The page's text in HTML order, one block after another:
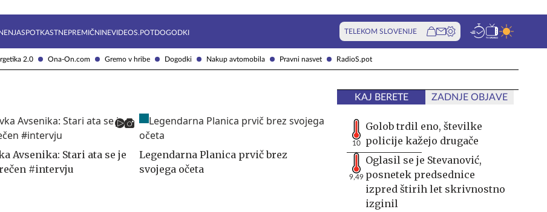
2.0 Ona-On.com Gremo v hribe Dogodki Nakup avtomobila Pravni nasvet RadioS.pot
SPOTKASTNEPREMIČNINEVIDEOS.POTDOGODKI TELEKOM SLOVENIJE
Avsenika: Stari ata se je
#intervju
Legendarna Planica prvič brez
svojega očeta
KAJ BERETE ZADNJE OBJAVE
10
Golob trdil eno, številke
policije kažejo drugače
9,49
Oglasil se je Stevanović,
posnetek predsednice
izpred štirih let skrivnostno
izginil